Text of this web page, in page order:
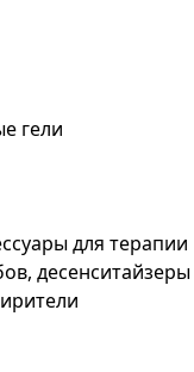
гели
для терапии
десенситайзеры